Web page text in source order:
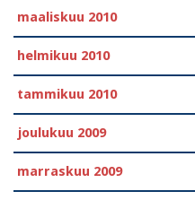
maaliskuu 2010
helmikuu 2010
tammikuu 2010
joulukuu 2009
marraskuu 2009